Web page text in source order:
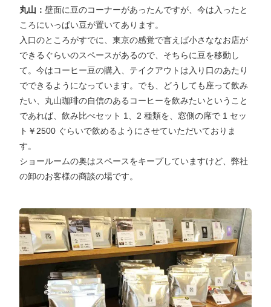
丸山： 壁面に豆のコーナーがあったんですが、今は入ったと
ころにいっぱい豆が置いてあります。
入口のところがすでに、東京の感覚で言えば小さななお店が
できるぐらいのスペースがあるので、そちらに豆を移動し
て。今はコーヒー豆の購入、テイクアウトは入り口のあたり
でできるようになっています。でも、どうしても座って飲み
たい、丸山珈琲の自信のあるコーヒーを飲みたいということ
であれば、飲み比べセット 1、2 種類を、窓側の席で 1 セッ
ト￥2500 ぐらいで飲めるようにさせていただいておりま
す。
ショールームの奥はスペースをキープしていますけど、弊社
の卸のお客様の商談の場です。